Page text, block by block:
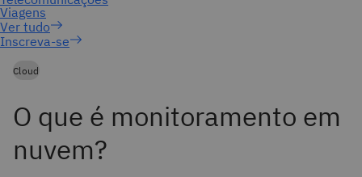
Inscreva-se
Cloud
O que é monitoramento em
nuvem?